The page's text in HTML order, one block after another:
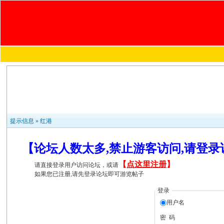
提示信息 »红港
【论坛人数太多,禁止游客访问,请登
请直接登录用户访问论坛，或请 【 点这里注册】
如果您已注册,请先登录论坛即可游览帖子
登录
用户名
密 码